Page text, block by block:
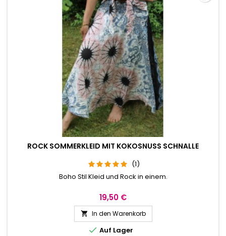
ROCK SOMMERKLEID MIT KOKOSNUSS SCHNALLE
(1)
Boho Stil Kleid und Rock in einem.
19,50 €
 In den Warenkorb
 Auf Lager